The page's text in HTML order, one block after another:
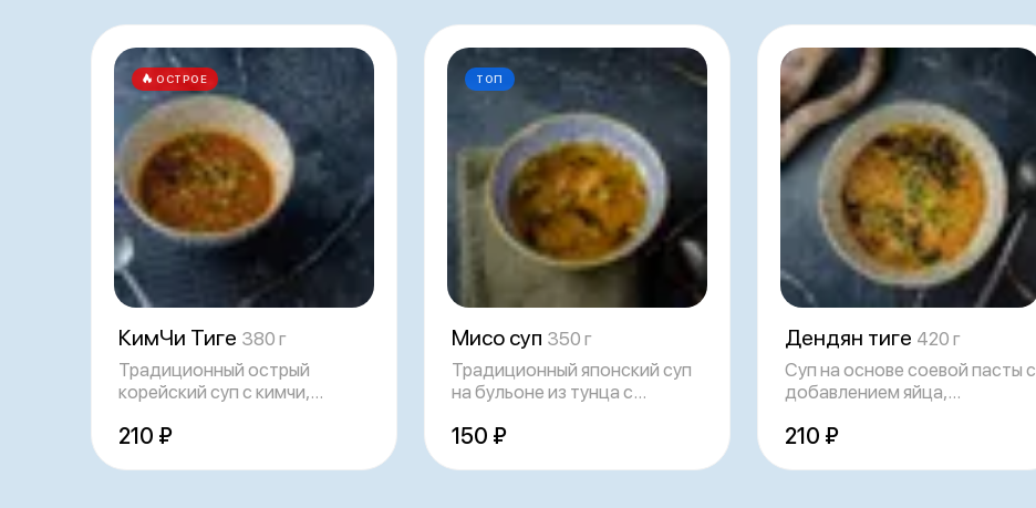
ОСТРОЕ
КимЧи Тиге 380 г
Традиционный острый
корейский суп с кимчи,
210 ₽
ТОП
Мисо суп 350 г
Традиционный японский суп
на бульоне из тунца с
150 ₽
Дендян тиге 420 г
Суп на основе соевой пасты с
добавлением яйца,
210 ₽